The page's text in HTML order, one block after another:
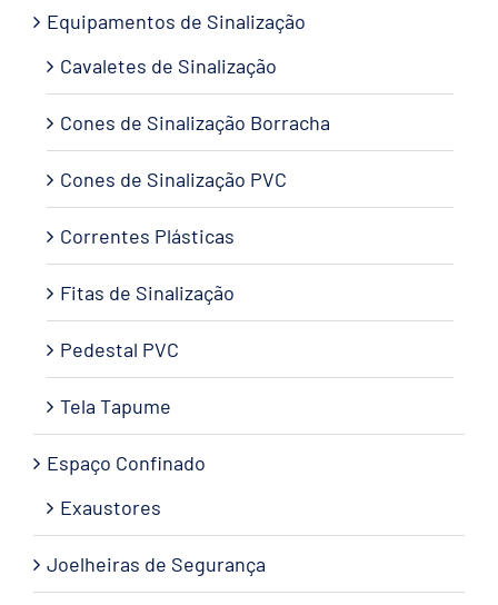
Equipamentos de Sinalização
Cavaletes de Sinalização
Cones de Sinalização Borracha
Cones de Sinalização PVC
Correntes Plásticas
Fitas de Sinalização
Pedestal PVC
Tela Tapume
Espaço Confinado
Exaustores
Joelheiras de Segurança